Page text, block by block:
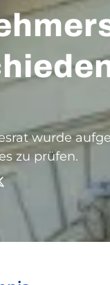
wurde
zu prüfen.